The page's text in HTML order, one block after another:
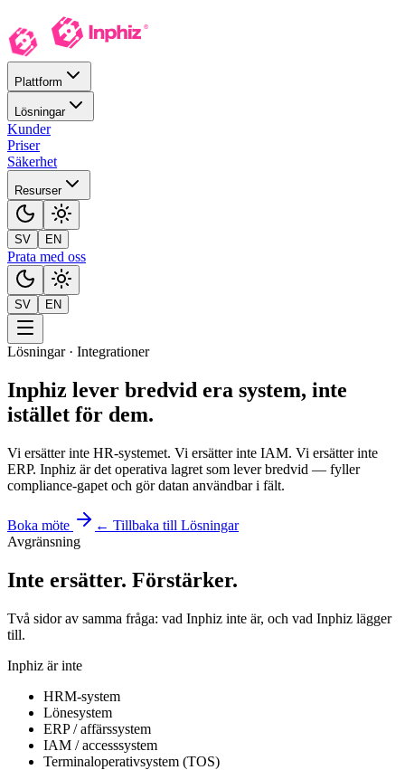
Plattform
Lösningar
Kunder
Priser
Säkerhet
Resurser
SV EN
Prata med oss
SV EN
Lösningar · Integrationer
Inphiz lever bredvid era system, inte
istället för dem.
Vi ersätter inte HR-systemet. Vi ersätter inte IAM. Vi ersätter inte
ERP. Inphiz är det operativa lagret som lever bredvid — fyller
compliance-gapet och gör datan användbar i fält.
Boka möte
← Tillbaka till Lösningar
Avgränsning
Inte ersätter. Förstärker.
Två sidor av samma fråga: vad Inphiz inte är, och vad Inphiz lägger
till.
Inphiz är inte
HRM-system
Lönesystem
ERP / affärssystem
IAM / accesssystem
Terminaloperativsystem (TOS)